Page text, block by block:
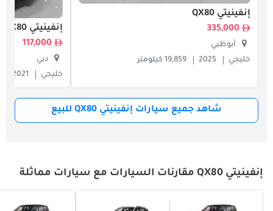
إنفينيتي QX80
335,000
أبوظبي
خليجي
2025 19,859 كيلومتر
إنفينيتي QX80
117,000
دبي
خليجي
2021
شاهد جميع سيارات إنفينيتي QX80 للبيع
إنفينيتي QX80 مقارنات السيارات مع سيارات مماثلة